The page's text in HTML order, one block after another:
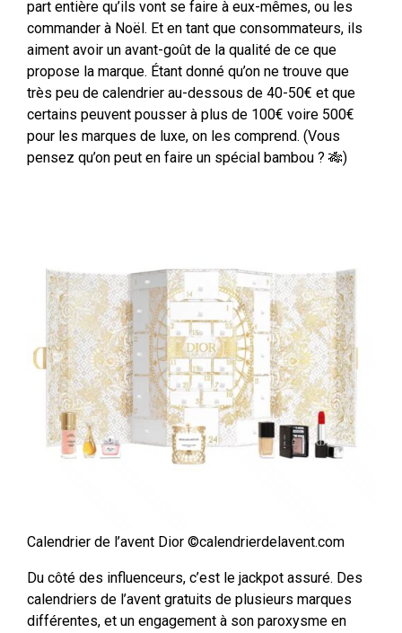
part entière qu’ils vont se faire à eux-mêmes, ou les
commander à Noël. Et en tant que consommateurs, ils
aiment avoir un avant-goût de la qualité de ce que
propose la marque. Étant donné qu’on ne trouve que
très peu de calendrier au-dessous de 40-50€ et que
certains peuvent pousser à plus de 100€ voire 500€
pour les marques de luxe, on les comprend. (Vous
pensez qu’on peut en faire un spécial bambou ? 🎋)
Calendrier de l’avent Dior ©calendrierdelavent.com
Du côté des influenceurs, c’est le jackpot assuré. Des
calendriers de l’avent gratuits de plusieurs marques
différentes, et un engagement à son paroxysme en